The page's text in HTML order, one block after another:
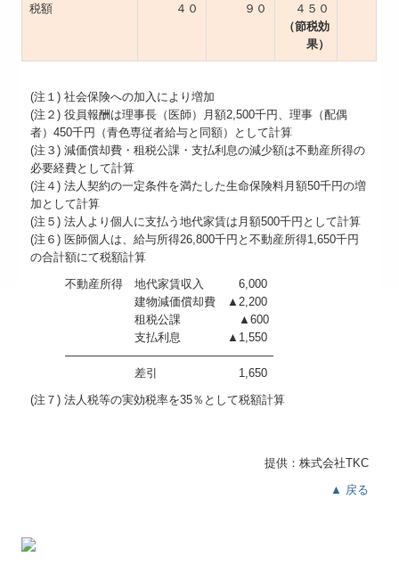
税額
４０
９０
４５０
（節税効
果）
(注１) 社会保険への加入により増加
(注２) 役員報酬は理事長（医師）月額2,500千円、理事（配偶
者）450千円（青色専従者給与と同額）として計算
(注３) 減価償却費・租税公課・支払利息の減少額は不動産所得の
必要経費として計算
(注４) 法人契約の一定条件を満たした生命保険料月額50千円の増
加として計算
(注５) 法人より個人に支払う地代家賃は月額500千円として計算
(注６) 医師個人は、給与所得26,800千円と不動産所得1,650千円
の合計額にて税額計算
不動産所得 地代家賃収入 6,000
建物減価償却費 ▲2,200
租税公課 ▲600
支払利息 ▲1,550
――――――――――――――――――
差引 1,650
(注７) 法人税等の実効税率を35％として税額計算
提供：株式会社TKC
▲ 戻る